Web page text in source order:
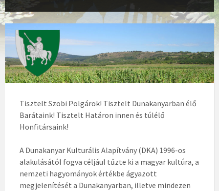
Tisztelt Szobi Polgárok! Tisztelt Dunakanyarban élő
Barátaink! Tisztelt Határon innen és túlélő
Honfitársaink!
A Dunakanyar Kulturális Alapítvány (DKA) 1996-os
alakulásától fogva céljául tűzte ki a magyar kultúra, a
nemzeti hagyományok értékbe ágyazott
megjelenítését a Dunakanyarban, illetve mindezen